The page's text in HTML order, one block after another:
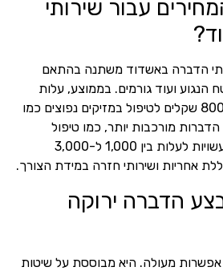
עבור שירותי
הדברה באשדוד משתנה בהתאם
הנגוע ועוד גורמים. בממוצע, עלות
הדברה נעה בין 250 ל-800 שקלים לטיפול במזיקים נפוצים כמו
הדברות מורכבות יותר, כמו טיפול
בטרמיטים או פשפשים, עשויות לעלות בין 1,000 ל-3,000
אחריות ושירותי חזרה במידת הצורך.
הדברה ירוקה
מעולה. היא מבוססת על שיטות